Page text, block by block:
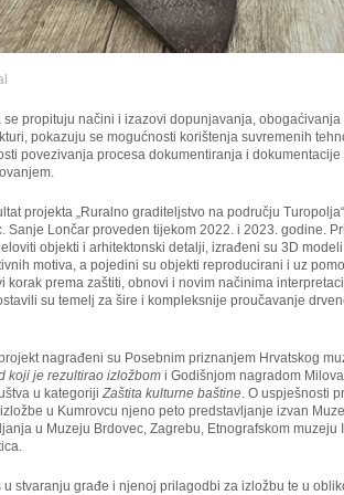
se propituju načini i izazovi dopunjavanja,
pokazuju se mogućnosti korištenja suvremenih
povezivanja procesa dokumentiranja i
projekta „Ruralno graditeljstvo na području
Sanje Lončar proveden tijekom 2022. i 2023. godine.
objekti i arhitektonski detalji, izrađeni su 3D
motiva, a pojedini su objekti reproducirani i uz
korak prema zaštiti, obnovi i novim načinima
su temelj za šire i kompleksnije proučavanje
nagrađeni su Posebnim priznanjem Hrvatskog
koji je rezultirao izložbom i Godišnjom nagradom
u kategoriji Zaštita kulturne baštine. O uspješnosti
u Kumrovcu njeno peto predstavljanje izvan
u Muzeju Brdovec, Zagrebu, Etnografskom muzeju
u stvaranju građe i njenoj prilagodbi za izložbu te u